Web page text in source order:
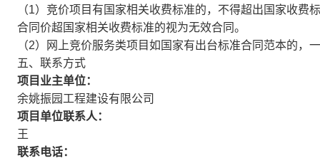
（1）竞价项目有国家相关收费标准的，不得超出国家收
合同价超国家相关收费标准的视为无效合同。
（2）网上竞价服务类项目如国家有出台标准合同范本的，
五、联系方式
项目业主单位：
余姚振园工程建设有限公司
项目单位联系人：
王
联系电话：